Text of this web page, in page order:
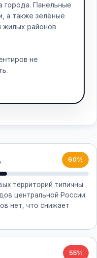
города. Панельные
а также зелёные
жилых районов
не
60%
территорий типичны
центральной России.
нет, что снижает
55%